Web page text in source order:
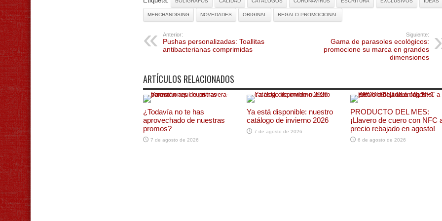
MERCHANDISING NOVEDADES ORIGINAL REGALO PROMOCIONAL
Anterior:
Pushas personalizadas: Toallitas
antibacterianas comprimidas
Siguiente:
Gama de parasoles ecológicos:
promocione su marca en grandes
dimensiones
ARTÍCULOS RELACIONADOS
¿Todavía no te has
aprovechado de nuestras
promos?
7 de agosto de 2026
Ya está disponible: nuestro
catálogo de invierno 2026
7 de agosto de 2026
PRODUCTO DEL MES:
¡Llavero de cuero con NFC
precio rebajado en agosto!
6 de agosto de 2026